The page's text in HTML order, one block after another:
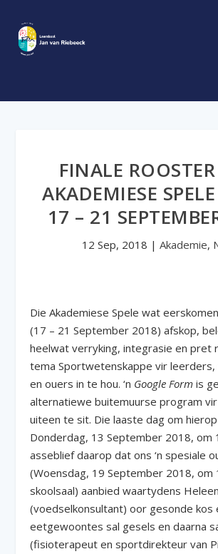
FINALE
AKADEMIESE
17 – 21
12 Sep, 2018 | Akademie,
Die Akademiese Spele wat
(17 – 21 September 2018) afskop,
heelwat verryking, integrasie en pret
tema Sportwetenskappe vir
en ouers in te hou. ‘n Google Form is
alternatiewe buitemuurse program
uiteen te sit. Die laaste dag om
Donderdag, 13 September 2018, om
asseblief daarop dat ons ‘n spesiale
(Woensdag, 19 September 2018, om
skoolsaal) aanbied waartydens
(voedselkonsultant) oor gesonde kos
eetgewoontes sal gesels en daarna
(fisioterapeut en sportdirekteur van